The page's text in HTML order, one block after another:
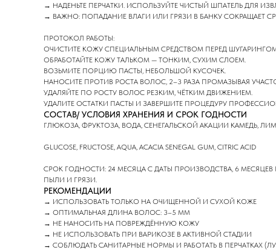
→ НАДЕНЬТЕ ПЕРЧАТКИ. ИСПОЛЬЗУЙТЕ ЧИСТЫЙ ШПАТЕЛЬ ДЛЯ
→ ВАЖНО: ПОПАДАНИЕ ВЛАГИ ИЛИ ГРЯЗИ В БАНКУ СОКРАЩАЕТ
ПРОТОКОЛ РАБОТЫ:
ОЧИСТИТЕ КОЖУ СПЕЦИАЛЬНЫМ СРЕДСТВОМ ПЕРЕД
ОБРАБОТАЙТЕ КОЖУ ТАЛЬКОМ — ТОНКИМ, СУХИМ СЛОЕМ.
ВОЗЬМИТЕ ПОРЦИЮ ПАСТЫ, НЕБОЛЬШОЙ КУСОЧЕК.
НАНОСИТЕ ПРОТИВ РОСТА ВОЛОС, 2–3 РАЗА ПРОМАЗЫВАЯ
УДАЛЯЙТЕ ПО РОСТУ ВОЛОС РЕЗКИМ, ЧЁТКИМ ДВИЖЕНИЕМ.
УДАЛИТЕ ОСТАТКИ ПАСТЫ И ЗАВЕРШИТЕ ПРОЦЕДУРУ
СОСТАВ/ УСЛОВИЯ ХРАНЕНИЯ И СРОК ГОДНОСТИ
ГЛЮКОЗА, ФРУКТОЗА, ВОДА, СЕНЕГАЛЬСКОЙ АКАЦИИ КАМЕДЬ,
GLUCOSE, FRUCTOSE, AQUA, ACACIA SENEGAL GUM, CITRIC ACID
СРОК ГОДНОСТИ: 24 МЕСЯЦА С ДАТЫ ПРОИЗВОДСТВА, 6
ПЫЛИ И ГРЯЗИ.
РЕКОМЕНДАЦИИ
→ ИСПОЛЬЗОВАТЬ ТОЛЬКО НА ОЧИЩЕННОЙ И СУХОЙ КОЖЕ
→ ОПТИМАЛЬНАЯ ДЛИНА ВОЛОС: 3–5 ММ
→ НЕ НАНОСИТЬ НА ПОВРЕЖДЁННУЮ КОЖУ
→ НЕ ИСПОЛЬЗОВАТЬ ПРИ ВАРИКОЗЕ В АКТИВНОЙ СТАДИИ
→ СОБЛЮДАТЬ САНИТАРНЫЕ НОРМЫ И РАБОТАТЬ В ПЕРЧАТКАХ